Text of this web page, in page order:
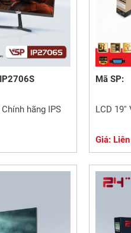
hãng IPS
Mã SP:
LCD 19''
Giá: